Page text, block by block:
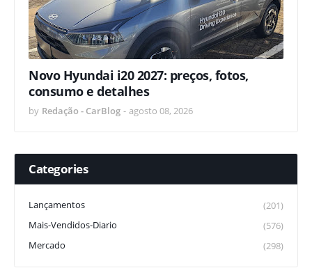
Novo Hyundai i20 2027: preços, fotos,
consumo e detalhes
by Redação - CarBlog - agosto 08, 2026
Categories
Lançamentos
(201)
Mais-Vendidos-Diario
(576)
Mercado
(298)